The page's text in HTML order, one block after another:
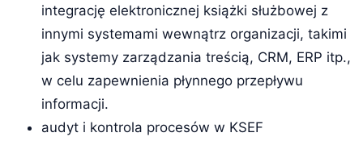
integrację elektronicznej książki służbowej z
innymi systemami wewnątrz organizacji, takimi
jak systemy zarządzania treścią, CRM, ERP itp.,
w celu zapewnienia płynnego przepływu
informacji.
audyt i kontrola procesów w KSEF